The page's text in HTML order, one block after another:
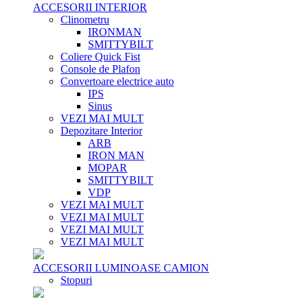
ACCESORII INTERIOR
Clinometru
IRONMAN
SMITTYBILT
Coliere Quick Fist
Console de Plafon
Convertoare electrice auto
IPS
Sinus
VEZI MAI MULT
Depozitare Interior
ARB
IRON MAN
MOPAR
SMITTYBILT
VDP
VEZI MAI MULT
VEZI MAI MULT
VEZI MAI MULT
VEZI MAI MULT
ACCESORII LUMINOASE CAMION
Stopuri